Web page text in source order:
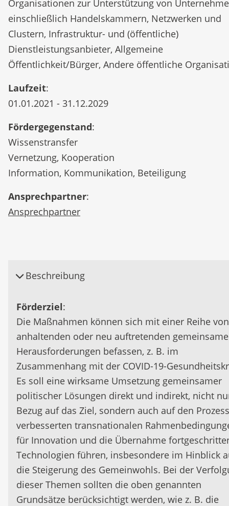
Organisationen zur Unterstützung von
einschließlich Handelskammern, Netzwerken und
Clustern, Infrastruktur- und (öffentliche)
Dienstleistungsanbieter, Allgemeine
Öffentlichkeit/Bürger, Andere öffentliche
Laufzeit:
01.01.2021 - 31.12.2029
Fördergegenstand:
Wissenstransfer
Vernetzung, Kooperation
Information, Kommunikation, Beteiligung
Ansprechpartner:
Ansprechpartner
Beschreibung
Förderziel:
Die Maßnahmen können sich mit einer Reihe von
anhaltenden oder neu auftretenden
Herausforderungen befassen, z. B. im
Zusammenhang mit der COVID-19-
Es soll eine wirksame Umsetzung gemeinsamer
politischer Lösungen direkt und indirekt, nicht
Bezug auf das Ziel, sondern auch auf den
verbesserten transnationalen
für Innovation und die Übernahme
Technologien führen, insbesondere im Hinblick
die Steigerung des Gemeinwohls. Bei der
dieser Themen sollten die oben genannten
Grundsätze berücksichtigt werden, wie z. B. die